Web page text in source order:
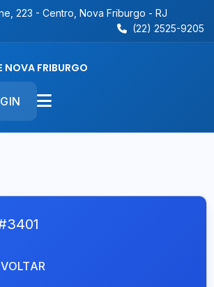
223 - Centro, Nova Friburgo - RJ
(22) 2525-9205
NOVA FRIBURGO
VOLTAR